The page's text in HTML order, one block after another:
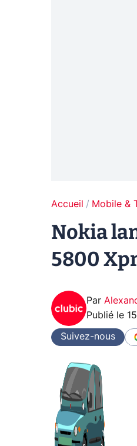
Accueil Mobile &
Nokia
5800
Par
Publié le
Suivez-nous